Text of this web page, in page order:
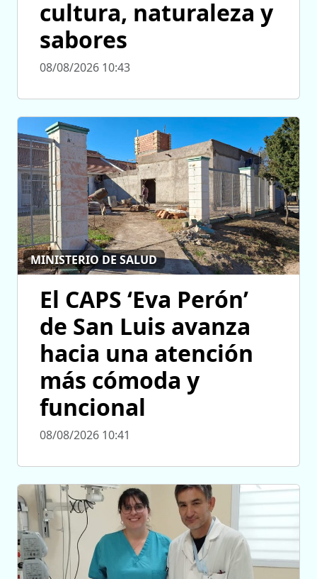
cultura, naturaleza y
sabores
08/08/2026 10:43
MINISTERIO DE SALUD
El CAPS ‘Eva Perón’
de San Luis avanza
hacia una atención
más cómoda y
funcional
08/08/2026 10:41